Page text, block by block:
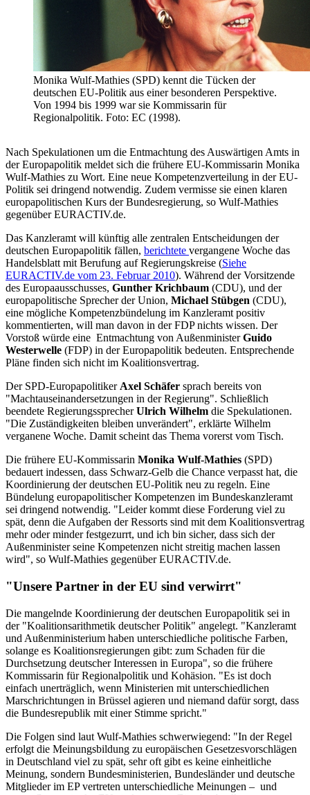
Monika Wulf-Mathies (SPD) kennt die Tücken der
deutschen EU-Politik aus einer besonderen Perspektive.
Von 1994 bis 1999 war sie Kommissarin für
Regionalpolitik. Foto: EC (1998).
Nach Spekulationen um die Entmachtung des Auswärtigen Amts in
der Europapolitik meldet sich die frühere EU-Kommissarin Monika
Wulf-Mathies zu Wort. Eine neue Kompetenzverteilung in der EU-
Politik sei dringend notwendig. Zudem vermisse sie einen klaren
europapolitischen Kurs der Bundesregierung, so Wulf-Mathies
gegenüber EURACTIV.de.
Das Kanzleramt will künftig alle zentralen Entscheidungen der
deutschen Europapolitik fällen, berichtete vergangene Woche das
Handelsblatt mit Berufung auf Regierungskreise (Siehe
EURACTIV.de vom 23. Februar 2010). Während der Vorsitzende
des Europaausschusses, Gunther Krichbaum (CDU), und der
europapolitische Sprecher der Union, Michael Stübgen (CDU),
eine mögliche Kompetenzbündelung im Kanzleramt positiv
kommentierten, will man davon in der FDP nichts wissen. Der
Vorstoß würde eine Entmachtung von AußenministerGuido
Westerwelle (FDP) in der Europapolitik bedeuten. Entsprechende
Pläne finden sich nicht im Koalitionsvertrag.
Der SPD-Europapolitiker Axel Schäfer sprach bereits von
"Machtauseinandersetzungen in der Regierung". Schließlich
beendete RegierungssprecherUlrich Wilhelm die Spekulationen.
"Die Zuständigkeiten bleiben unverändert", erklärte Wilhelm
verganene Woche. Damit scheint das Thema vorerst vom Tisch.
Die frühere EU-Kommissarin Monika Wulf-Mathies (SPD)
bedauert indessen, dass Schwarz-Gelb die Chance verpasst hat, die
Koordinierung der deutschen EU-Politik neu zu regeln. Eine
Bündelung europapolitischer Kompetenzen im Bundeskanzleramt
sei dringend notwendig. "Leider kommt diese Forderung viel zu
spät, denn die Aufgaben der Ressorts sind mit dem Koalitionsvertrag
mehr oder minder festgezurrt, und ich bin sicher, dass sich der
Außenminister seine Kompetenzen nicht streitig machen lassen
wird", so Wulf-Mathies gegenüber EURACTIV.de.
"Unsere Partner in der EU sind verwirrt"
Die mangelnde Koordinierung der deutschen Europapolitik sei in
der "Koalitionsarithmetik deutscher Politik" angelegt. "Kanzleramt
und Außenministerium haben unterschiedliche politische Farben,
solange es Koalitionsregierungen gibt: zum Schaden für die
Durchsetzung deutscher Interessen in Europa", so die frühere
Kommissarin für Regionalpolitik und Kohäsion. "Es ist doch
einfach unerträglich, wenn Ministerien mit unterschiedlichen
Marschrichtungen in Brüssel agieren und niemand dafür sorgt, dass
die Bundesrepublik mit einer Stimme spricht."
Die Folgen sind laut Wulf-Mathies schwerwiegend: "In der Regel
erfolgt die Meinungsbildung zu europäischen Gesetzesvorschlägen
in Deutschland viel zu spät, sehr oft gibt es keine einheitliche
Meinung, sondern Bundesministerien, Bundesländer und deutsche
Mitglieder im EP vertreten unterschiedliche Meinungen – und